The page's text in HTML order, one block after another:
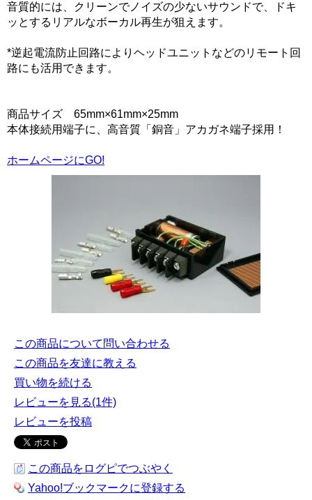
音質的には、クリーンでノイズの少ないサウンドで、ドキ
ッとするリアルなボーカル再生が狙えます。
*逆起電流防止回路によりヘッドユニットなどのリモート回
路にも活用できます。
商品サイズ 65mm×61mm×25mm
本体接続用端子に、高音質「銅音」アカガネ端子採用！
ホームページにGO!
この商品について問い合わせる
この商品を友達に教える
買い物を続ける
レビューを見る(1件)
レビューを投稿
この商品をログピでつぶやく
Yahoo!ブックマークに登録する